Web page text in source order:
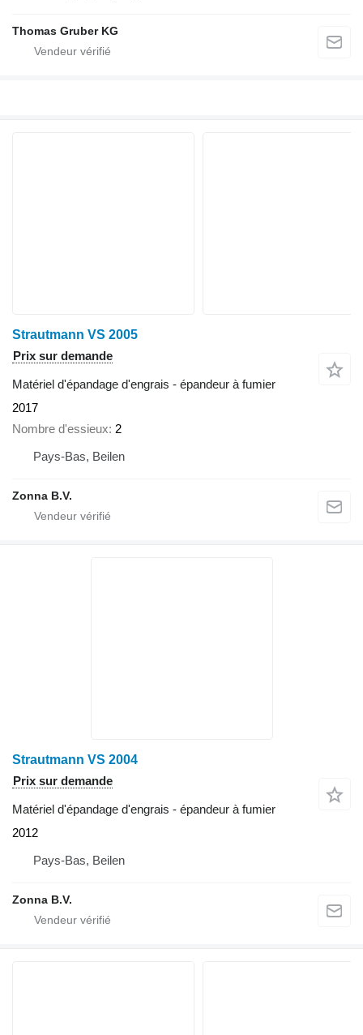
Thomas Gruber KG
Strautmann VS 2005
Prix sur demande
Matériel d'épandage d'engrais - épandeur à fumier
2017
Nombre d'essieux 2
Pays-Bas, Beilen
Zonna B.V.
Strautmann VS 2004
Prix sur demande
Matériel d'épandage d'engrais - épandeur à fumier
2012
Pays-Bas, Beilen
Zonna B.V.